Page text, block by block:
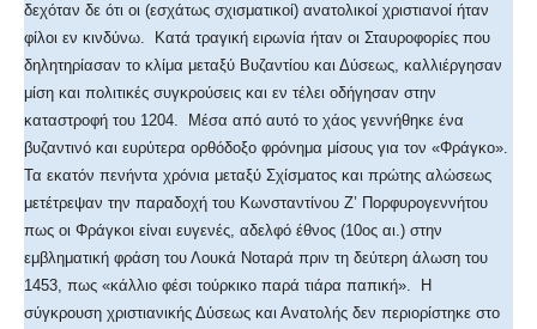
δεχόταν δε ότι οι (εσχάτως σχισματικοί) ανατολικοί χριστιανοί ήταν
φίλοι εν κινδύνω. Κατά τραγική ειρωνία ήταν οι Σταυροφορίες που
δηλητηρίασαν το κλίμα μεταξύ Βυζαντίου και Δύσεως, καλλιέργησαν
μίση και πολιτικές συγκρούσεις και εν τέλει οδήγησαν στην
καταστροφή του 1204. Μέσα από αυτό το χάος γεννήθηκε ένα
βυζαντινό και ευρύτερα ορθόδοξο φρόνημα μίσους για τον «Φράγκο».
Τα εκατόν πενήντα χρόνια μεταξύ Σχίσματος και πρώτης αλώσεως
μετέτρεψαν την παραδοχή του Κωνσταντίνου Ζ’ Πορφυρογεννήτου
πως οι Φράγκοι είναι ευγενές, αδελφό έθνος (10ος αι.) στην
εμβληματική φράση του Λουκά Νοταρά πριν τη δεύτερη άλωση του
1453, πως «κάλλιο φέσι τούρκικο παρά τιάρα παπική». Η
σύγκρουση χριστιανικής Δύσεως και Ανατολής δεν περιορίστηκε στο